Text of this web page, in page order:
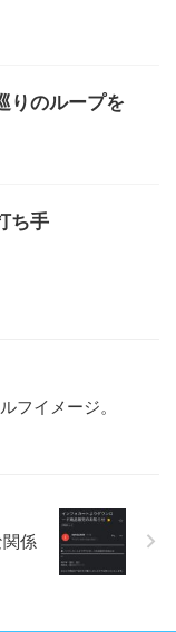
りのループを
ち手
フイメージ。
係